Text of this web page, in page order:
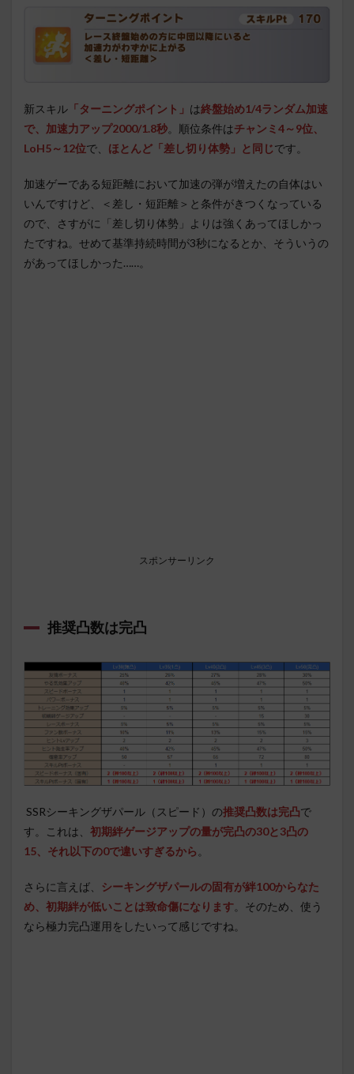
新スキル 「ターニングポイント」 は終盤始め1/4ランダム加速
で、加速力アップ2000/1.8秒。順位条件はチャンミ4～9位、
LoH5～12位で、 ほとんど「差し切り体勢」と同じです。
加速ゲーである短距離において加速の弾が増えたの自体はい
いんですけど、＜差し・短距離＞と条件がきつくなっている
ので、さすがに「差し切り体勢」よりは強くあってほしかっ
たですね。せめて基準持続時間が3秒になるとか、そういうの
があってほしかった……。
スポンサーリンク
推奨凸数は完凸
SSRシーキングザパール（スピード）の推奨凸数は完凸で
す。これは、 初期絆ゲージアップの量が完凸の30と3凸の
15、それ以下の0で違いすぎるから 。
さらに言えば、
シーキングザパールの固有が絆100からなた
め、初期絆が低いことは致命傷になります。そのため、使う
なら極力完凸運用をしたいって感じですね。